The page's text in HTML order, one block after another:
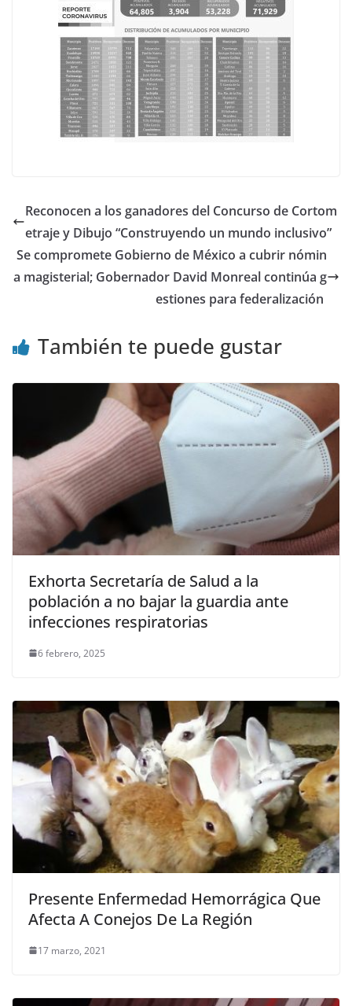
Reconocen a los ganadores del Concurso de Cortom
etraje y Dibujo “Construyendo un mundo inclusivo”
Se compromete Gobierno de México a cubrir nómin
a magisterial; Gobernador David Monreal continúa g
estiones para federalización
También te puede gustar
Exhorta Secretaría de Salud a la
población a no bajar la guardia ante
infecciones respiratorias
6 febrero, 2025
Presente Enfermedad Hemorrágica Que
Afecta A Conejos De La Región
17 marzo, 2021